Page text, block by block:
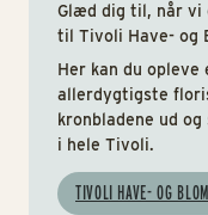
Glæd dig til, når vi
til Tivoli Have- og
Her kan du
allerdygtigste
kronbladene ud
i hele Tivoli.
TIVOLI HAVE- OG